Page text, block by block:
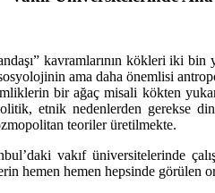
kavramlarının kökleri iki
ama daha önemlisi
bir ağaç misali kökten
etnik nedenlerden gerekse
teoriler üretilmekte.
vakıf üniversitelerinde
hemen hemen hepsinde görülen